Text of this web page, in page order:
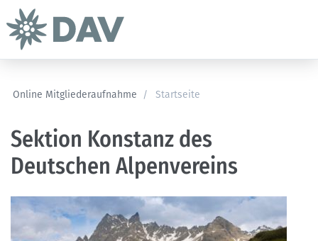
Online Mitgliederaufnahme / Startseite
Sektion Konstanz des
Deutschen Alpenvereins